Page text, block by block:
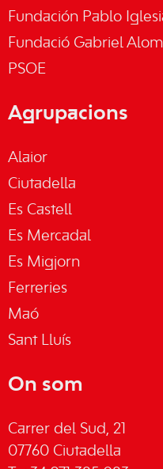
Fundación Pablo
Fundació Gabriel
PSOE
Agrupacions
Alaior
Ciutadella
Es Castell
Es Mercadal
Es Migjorn
Ferreries
Maó
Sant Lluís
On som
Carrer del Sud, 21
07760 Ciutadella